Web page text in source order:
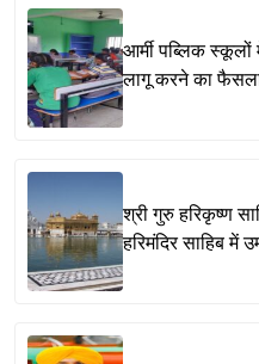
आर्मी पब्लिक स्कूलों
लागू करने का
श्री गुरु हरिकृष्ण
हरिमंदिर साहिब में